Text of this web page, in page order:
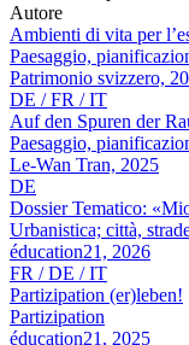
Autore
Ambienti di vita per
Paesaggio,
Patrimonio svizzero,
DE / FR / IT
Auf den Spuren der
Paesaggio,
Le-Wan Tran, 2025
DE
Dossier Tematico:
Urbanistica; città,
éducation21, 2026
FR / DE / IT
Partizipation (er)leben!
Partizipation
éducation21, 2025